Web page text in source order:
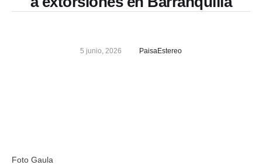
5 junio, 2026 PaisaEstereo
Foto Gaula